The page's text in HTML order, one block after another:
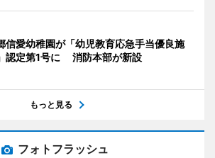
信愛幼稚園が「幼児教育応急手当優良施
認定第1号に 消防本部が新設
もっと見る
フォトフラッシュ